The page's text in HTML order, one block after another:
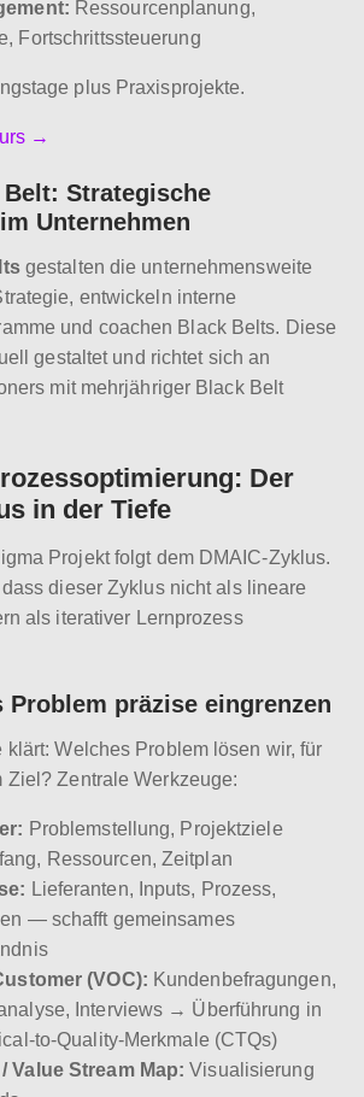
Ressourcenplanung,
Fortschrittssteuerung
plus Praxisprojekte.
→
Strategische
Unternehmen
gestalten die unternehmensweite
entwickeln interne
und coachen Black Belts. Diese
gestaltet und richtet sich an
mit mehrjähriger Black Belt
Der
in der Tiefe
Projekt folgt dem DMAIC-Zyklus.
dieser Zyklus nicht als lineare
als iterativer Lernprozess
präzise eingrenzen
klärt: Welches Problem lösen wir, für
Ziel? Zentrale Werkzeuge:
Problemstellung, Projektziele
Ressourcen, Zeitplan
Lieferanten, Inputs, Prozess,
— schafft gemeinsames
(VOC): Kundenbefragungen,
Interviews → Überführung in
to-Quality-Merkmale (CTQs)
Value Stream Map: Visualisierung